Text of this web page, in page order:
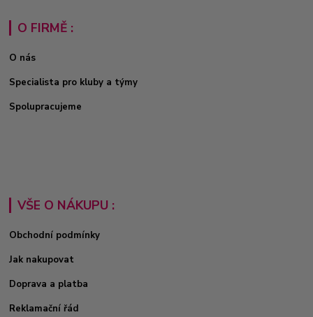
O FIRMĚ :
O nás
Specialista pro kluby a týmy
Spolupracujeme
VŠE O NÁKUPU :
Obchodní podmínky
Jak nakupovat
Doprava a platba
Reklamační řád